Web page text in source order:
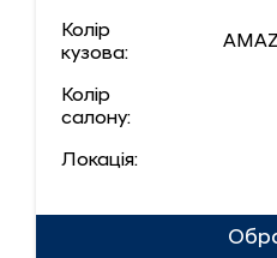
Колір
кузова:
Колір
салону:
Локація: